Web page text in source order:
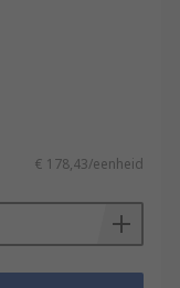
€ 178,43/eenheid